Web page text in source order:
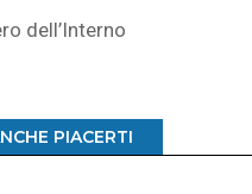
dell’Interno
PIACERTI